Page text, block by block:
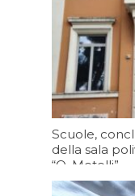
Scuole,
della sala
“O. Metelli”
07/08/2026